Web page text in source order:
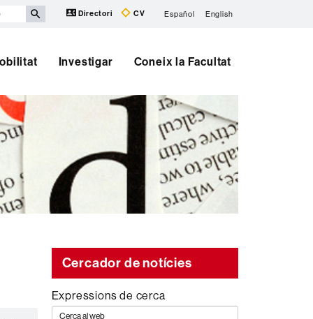
Directori CV Español English
Investigar Coneix la Facultat
Cercador de notícies
Expressions de cerca